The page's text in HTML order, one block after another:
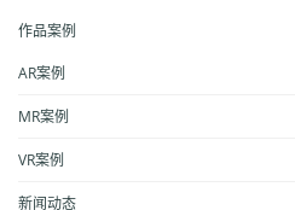
作品案例
AR案例
MR案例
VR案例
新闻动态